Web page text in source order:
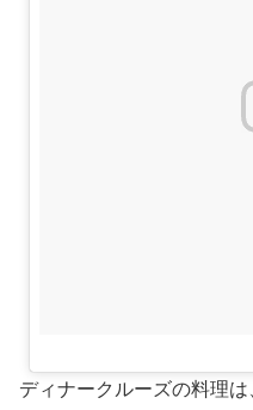
ディナークルーズの料理